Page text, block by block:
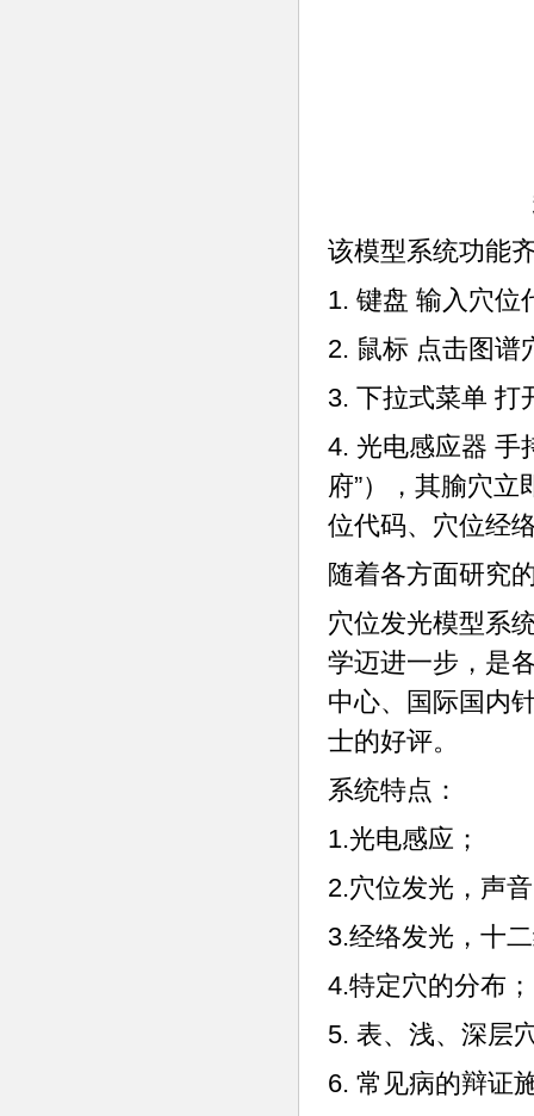
该模型系统功能
1. 键盘 输入穴位
2. 鼠标 点击图谱
3. 下拉式菜单 打
4. 光电感应器 手
府”），其腧穴
位代码、穴位经
随着各方面研究
穴位发光模型系
学迈进一步，是
中心、国际国内
士的好评。
系统特点：
1.光电感应；
2.穴位发光，声
3.经络发光，十
4.特定穴的分布；
5. 表、浅、深层
6. 常见病的辩证